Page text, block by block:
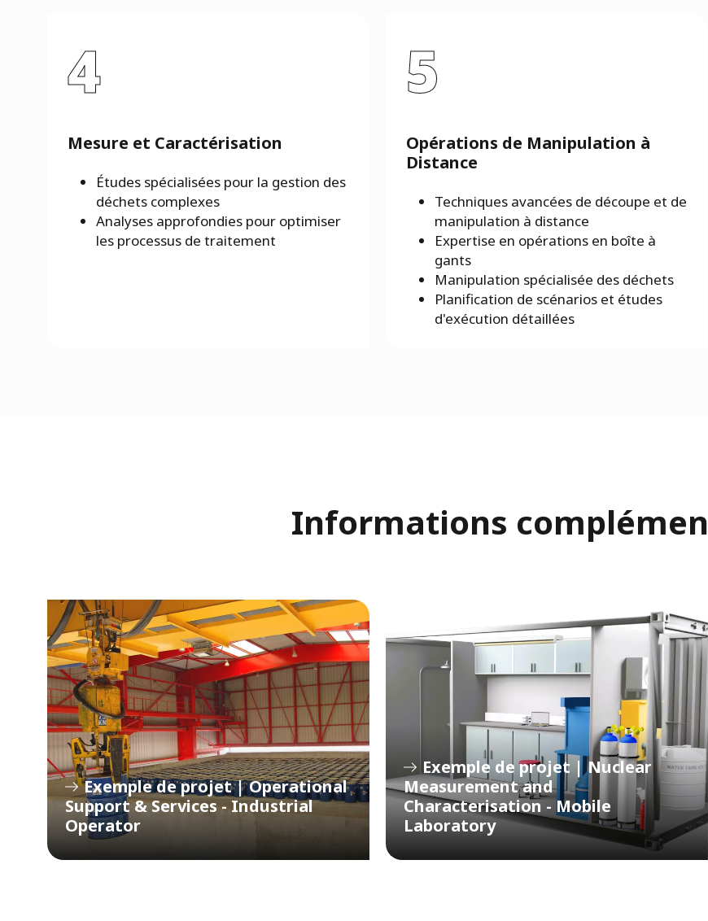
4
Mesure et Caractérisation
Études spécialisées pour la gestion des
déchets complexes
Analyses approfondies pour optimiser
les processus de traitement
5
Opérations de Manipulation à
Distance
Techniques avancées de découpe et de
manipulation à distance
Expertise en opérations en boîte à
gants
Manipulation spécialisée des déchets
Planification de scénarios et études
d'exécution détaillées
Informations
Exemple de projet | Operational
Support & Services - Industrial
Operator
Exemple de projet | Nuclear
Measurement and
Characterisation - Mobile
Laboratory